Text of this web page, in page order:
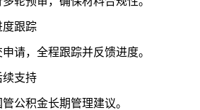
度跟踪
请，全程跟踪并反馈进度。
续支持
公积金长期管理建议。